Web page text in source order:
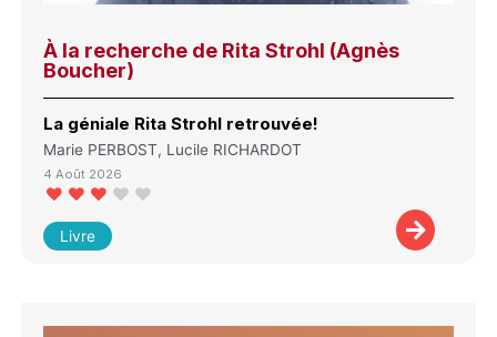
À la recherche de Rita Strohl (Agnès
Boucher)
La géniale Rita Strohl retrouvée!
Marie PERBOST, Lucile RICHARDOT
4 Août 2026
Livre